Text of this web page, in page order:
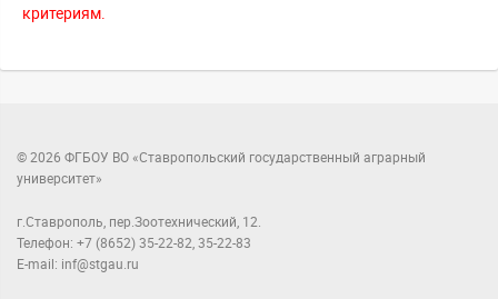
критериям.
© 2026 ФГБОУ ВО «Ставропольский государственный аграрный
университет»
г.Ставрополь, пер.Зоотехнический, 12.
Телефон: +7 (8652) 35-22-82, 35-22-83
E-mail: inf@stgau.ru